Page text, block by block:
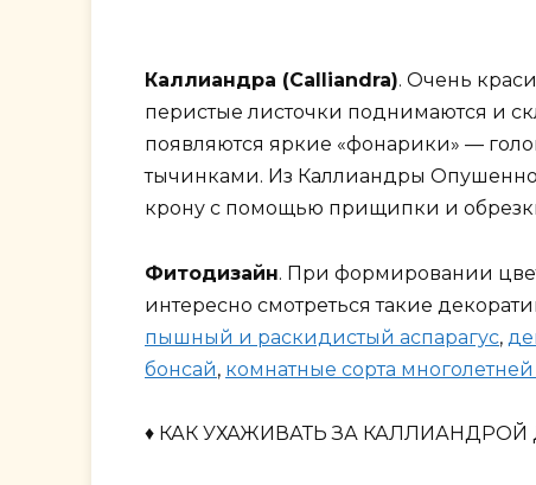
Каллиандра (Calliandra). Очень
перистые листочки поднимаются и
появляются яркие «фонарики» —
тычинками. Из Каллиандры
крону с помощью прищипки и
Фитодизайн. При формировании
интересно смотреться такие
пышный и раскидистый аспарагус,
бонсай, комнатные сорта
♦ КАК УХАЖИВАТЬ ЗА